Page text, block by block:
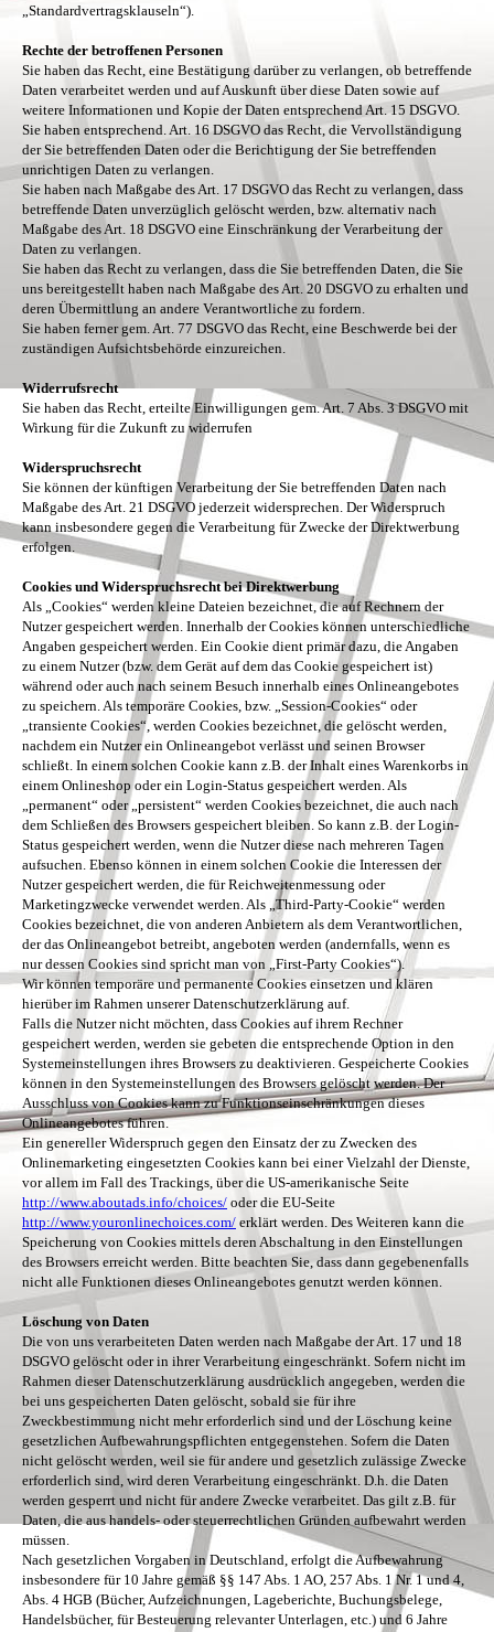
„Standardvertragsklauseln“).
Rechte der betroffenen Personen
Sie haben das Recht, eine Bestätigung darüber zu verlangen, ob betreffende
Daten verarbeitet werden und auf Auskunft über diese Daten sowie auf
weitere Informationen und Kopie der Daten entsprechend Art. 15 DSGVO.
Sie haben entsprechend. Art. 16 DSGVO das Recht, die Vervollständigung
der Sie betreffenden Daten oder die Berichtigung der Sie betreffenden
unrichtigen Daten zu verlangen.
Sie haben nach Maßgabe des Art. 17 DSGVO das Recht zu verlangen, dass
betreffende Daten unverzüglich gelöscht werden, bzw. alternativ nach
Maßgabe des Art. 18 DSGVO eine Einschränkung der Verarbeitung der
Daten zu verlangen.
Sie haben das Recht zu verlangen, dass die Sie betreffenden Daten, die Sie
uns bereitgestellt haben nach Maßgabe des Art. 20 DSGVO zu erhalten und
deren Übermittlung an andere Verantwortliche zu fordern.
Sie haben ferner gem. Art. 77 DSGVO das Recht, eine Beschwerde bei der
zuständigen Aufsichtsbehörde einzureichen.
Widerrufsrecht
Sie haben das Recht, erteilte Einwilligungen gem. Art. 7 Abs. 3 DSGVO mit
Wirkung für die Zukunft zu widerrufen
Widerspruchsrecht
Sie können der künftigen Verarbeitung der Sie betreffenden Daten nach
Maßgabe des Art. 21 DSGVO jederzeit widersprechen. Der Widerspruch
kann insbesondere gegen die Verarbeitung für Zwecke der Direktwerbung
erfolgen.
Cookies und Widerspruchsrecht bei Direktwerbung
Als „Cookies“ werden kleine Dateien bezeichnet, die auf Rechnern der
Nutzer gespeichert werden. Innerhalb der Cookies können unterschiedliche
Angaben gespeichert werden. Ein Cookie dient primär dazu, die Angaben
zu einem Nutzer (bzw. dem Gerät auf dem das Cookie gespeichert ist)
während oder auch nach seinem Besuch innerhalb eines Onlineangebotes
zu speichern. Als temporäre Cookies, bzw. „Session-Cookies“ oder
„transiente Cookies“, werden Cookies bezeichnet, die gelöscht werden,
nachdem ein Nutzer ein Onlineangebot verlässt und seinen Browser
schließt. In einem solchen Cookie kann z.B. der Inhalt eines Warenkorbs in
einem Onlineshop oder ein Login-Status gespeichert werden. Als
„permanent“ oder „persistent“ werden Cookies bezeichnet, die auch nach
dem Schließen des Browsers gespeichert bleiben. So kann z.B. der Login-
Status gespeichert werden, wenn die Nutzer diese nach mehreren Tagen
aufsuchen. Ebenso können in einem solchen Cookie die Interessen der
Nutzer gespeichert werden, die für Reichweitenmessung oder
Marketingzwecke verwendet werden. Als „Third-Party-Cookie“ werden
Cookies bezeichnet, die von anderen Anbietern als dem Verantwortlichen,
der das Onlineangebot betreibt, angeboten werden (andernfalls, wenn es
nur dessen Cookies sind spricht man von „First-Party Cookies“).
Wir können temporäre und permanente Cookies einsetzen und klären
hierüber im Rahmen unserer Datenschutzerklärung auf.
Falls die Nutzer nicht möchten, dass Cookies auf ihrem Rechner
gespeichert werden, werden sie gebeten die entsprechende Option in den
Systemeinstellungen ihres Browsers zu deaktivieren. Gespeicherte Cookies
können in den Systemeinstellungen des Browsers gelöscht werden. Der
Ausschluss von Cookies kann zu Funktionseinschränkungen dieses
Onlineangebotes führen.
Ein genereller Widerspruch gegen den Einsatz der zu Zwecken des
Onlinemarketing eingesetzten Cookies kann bei einer Vielzahl der Dienste,
vor allem im Fall des Trackings, über die US-amerikanische Seite
http://www.aboutads.info/choices/ oder die EU-Seite
http://www.youronlinechoices.com/ erklärt werden. Des Weiteren kann die
Speicherung von Cookies mittels deren Abschaltung in den Einstellungen
des Browsers erreicht werden. Bitte beachten Sie, dass dann gegebenenfalls
nicht alle Funktionen dieses Onlineangebotes genutzt werden können.
Löschung von Daten
Die von uns verarbeiteten Daten werden nach Maßgabe der Art. 17 und 18
DSGVO gelöscht oder in ihrer Verarbeitung eingeschränkt. Sofern nicht im
Rahmen dieser Datenschutzerklärung ausdrücklich angegeben, werden die
bei uns gespeicherten Daten gelöscht, sobald sie für ihre
Zweckbestimmung nicht mehr erforderlich sind und der Löschung keine
gesetzlichen Aufbewahrungspflichten entgegenstehen. Sofern die Daten
nicht gelöscht werden, weil sie für andere und gesetzlich zulässige Zwecke
erforderlich sind, wird deren Verarbeitung eingeschränkt. D.h. die Daten
werden gesperrt und nicht für andere Zwecke verarbeitet. Das gilt z.B. für
Daten, die aus handels- oder steuerrechtlichen Gründen aufbewahrt werden
müssen.
Nach gesetzlichen Vorgaben in Deutschland, erfolgt die Aufbewahrung
insbesondere für 10 Jahre gemäß §§ 147 Abs. 1 AO, 257 Abs. 1 Nr. 1 und 4,
Abs. 4 HGB (Bücher, Aufzeichnungen, Lageberichte, Buchungsbelege,
Handelsbücher, für Besteuerung relevanter Unterlagen, etc.) und 6 Jahre